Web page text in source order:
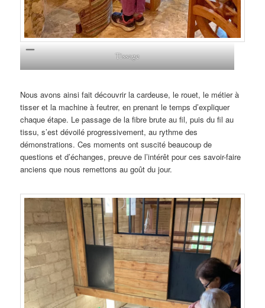
Tissage
Nous avons ainsi fait découvrir la cardeuse, le rouet, le métier à
tisser et la machine à feutrer, en prenant le temps d’expliquer
chaque étape. Le passage de la fibre brute au fil, puis du fil au
tissu, s’est dévoilé progressivement, au rythme des
démonstrations. Ces moments ont suscité beaucoup de
questions et d’échanges, preuve de l’intérêt pour ces savoir-faire
anciens que nous remettons au goût du jour.